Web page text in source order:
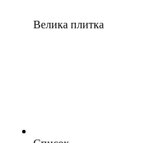
Велика плитка